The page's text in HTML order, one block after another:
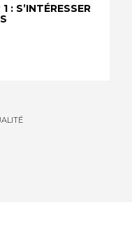
: S’INTÉRESSER